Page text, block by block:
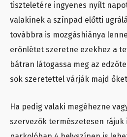
tiszteletére ingyenes nyílt
valakinek a színpad előtti
továbbra is mozgáshiánya
erőnlétet szeretne ezekhez a
bátran látogassa meg az
sok szeretettel várják majd
Ha pedig valaki megéhezne
szervezők természetesen rájuk